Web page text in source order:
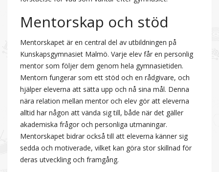
Mentorskap och stöd
Mentorskapet är en central del av utbildningen på
Kunskapsgymnasiet Malmö. Varje elev får en personlig
mentor som följer dem genom hela gymnasietiden.
Mentorn fungerar som ett stöd och en rådgivare, och
hjälper eleverna att sätta upp och nå sina mål. Denna
nära relation mellan mentor och elev gör att eleverna
alltid har någon att vända sig till, både när det gäller
akademiska frågor och personliga utmaningar.
Mentorskapet bidrar också till att eleverna känner sig
sedda och motiverade, vilket kan göra stor skillnad för
deras utveckling och framgång.